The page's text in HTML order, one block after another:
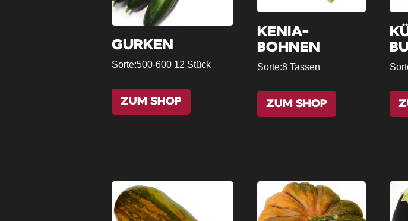
GURKEN
Sorte:500-600 12 Stück
ZUM SHOP
KENIA-
BOHNEN
Sorte:8 Tassen
ZUM SHOP